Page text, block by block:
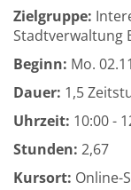
Zielgruppe:
Stadtverwaltung
Beginn: Mo.
Dauer: 1,5
Uhrzeit: 10:00 -
Stunden: 2,67
Kursort: Online-